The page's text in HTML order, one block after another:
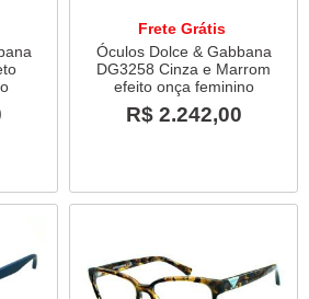
Frete Grátis
Óculos Dolce & Gabbana
DG3258 Cinza e Marrom
efeito onça feminino
R$ 2.242,00